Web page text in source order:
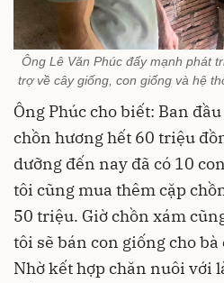
Ông Lê Văn Phúc đẩy mạnh phát
trợ về cây giống, con giống và hệ
Ông Phúc cho biết: Ban
chồn hương hết 60 triệu
dưỡng đến nay đã có 10
tôi cũng mua thêm cặp
50 triệu. Giờ chồn xám
tôi sẽ bán con giống cho
Nhờ kết hợp chăn nuôi với